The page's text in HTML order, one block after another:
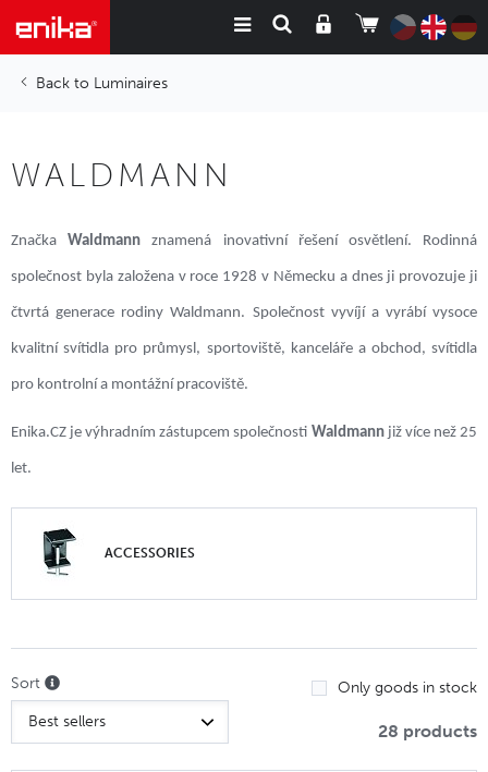
Luminaires
WALDMANN
ZnačkaWaldmann znamená inovativní řešení osvětlení. Rodinná
společnost byla založena v roce 1928 v Německu a dnes ji provozuje ji
čtvrtá generace rodiny Waldmann. Společnost vyvíjí a vyrábí vysoce
kvalitní svítidla pro průmysl, sportoviště, kanceláře a obchod, svítidla
pro kontrolní a montážní pracoviště.
Enika.CZ je výhradním zástupcem společnosti Waldmannjiž více než 25
let.
ACCESSORIES
Sort Only goods in stock
28 products